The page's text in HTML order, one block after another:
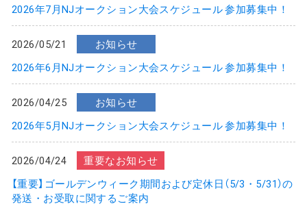
2026年7月NJオークション大会スケジュール 参加募集中！
2026/05/21
お知らせ
2026年6月NJオークション大会スケジュール 参加募集中！
2026/04/25
お知らせ
2026年5月NJオークション大会スケジュール 参加募集中！
2026/04/24
重要なお知らせ
【重要】ゴールデンウィーク期間および定休日（5/3・5/31）の
発送・お受取に関するご案内